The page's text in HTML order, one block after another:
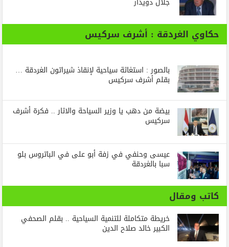
حكاوي الغردقة : أشرف سركيس
بالصور : استغاثة سياحية لإنقاذ شيراتون الغردقة …
بقلم أشرف سركيس
بيضة من دهب يا وزير السياحة والاثار .. فكرة أشرف
سركيس
عيسى وحنفي في زفة أبو على في الباتروس بلو
سبا بالغردقة
كاتب ومقال
خريطة متكاملة للتنمية السياحية .. بقلم الصحفي
الكبير خالد صلاح الدين